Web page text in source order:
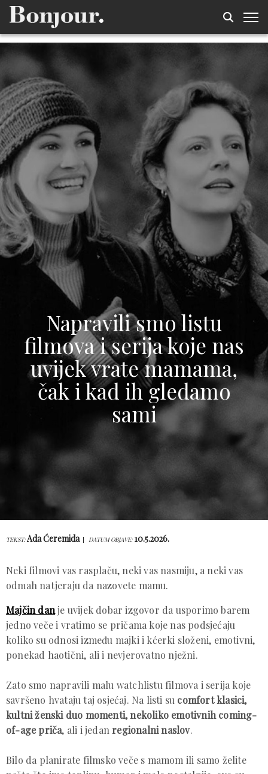
Napravili smo listu
filmova i serija koje nas
uvijek vrate mamama,
čak i kad ih gledamo
sami
TEKST:Ada Ćeremida DATUM OBJAVE: 10.5.2026.
Neki filmovi vas rasplaču, neki vas nasmiju, a neki vas
odmah natjeraju da nazovete mamu.
Majčin danje uvijek dobar izgovor da usporimo barem
jedno veče i vratimo se pričama koje nas podsjećaju
koliko su odnosi između majki i kćerki složeni, emotivni,
ponekad haotični, ali i nevjerovatno nježni.
Zato smo napravili malu watchlistu filmova i serija koje
savršeno hvataju taj osjećaj. Na listi su comfort klasici,
kultni ženski duo momenti, nekoliko emotivnih coming-
of-age priča, ali i jedanregionalni naslov.
Bilo da planirate filmsko veče s mamom ili samo želite